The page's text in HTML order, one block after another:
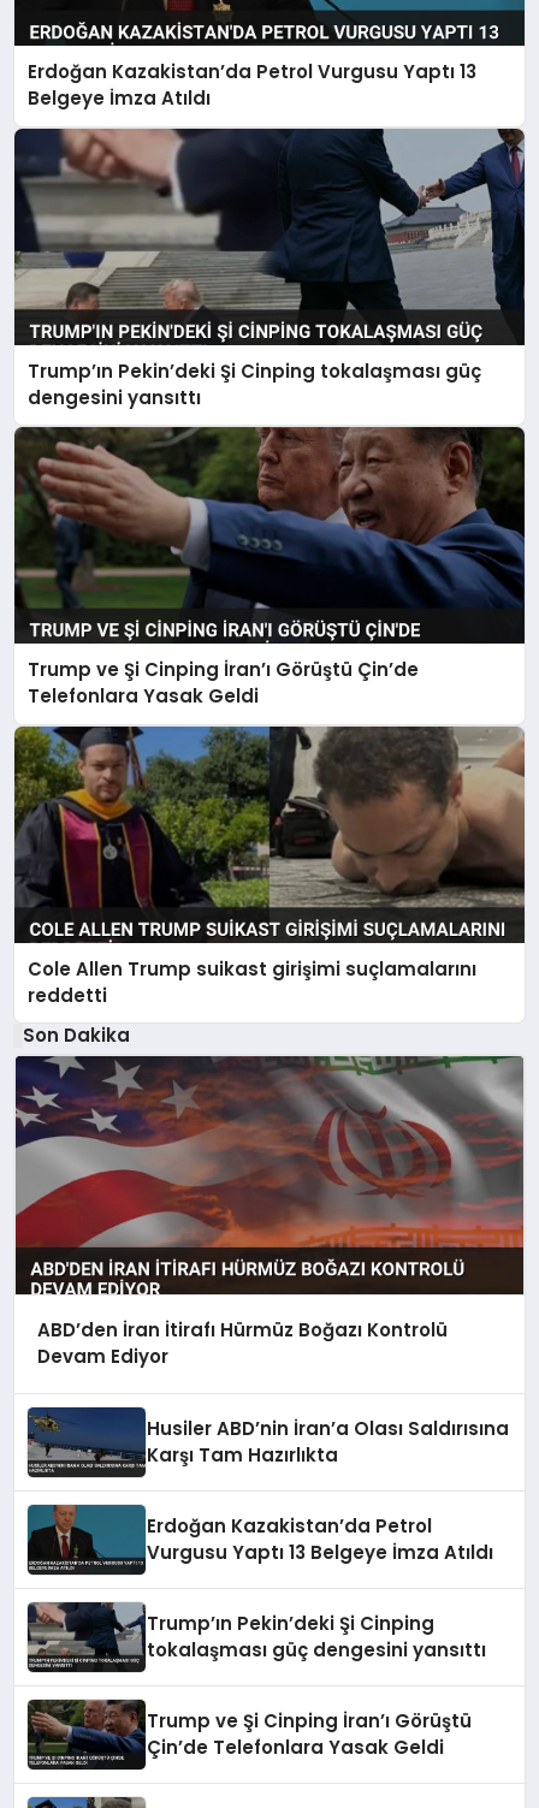
Erdoğan Kazakistan’da Petrol Vurgusu Yaptı 13
Belgeye İmza Atıldı
Trump’ın Pekin’deki Şi Cinping tokalaşması güç
dengesini yansıttı
Trump ve Şi Cinping İran’ı Görüştü Çin’de
Telefonlara Yasak Geldi
Cole Allen Trump suikast girişimi suçlamalarını
reddetti
Son Dakika
ABD’den İran İtirafı Hürmüz Boğazı Kontrolü
Devam Ediyor
Husiler ABD’nin İran’a Olası Saldırısına
Karşı Tam Hazırlıkta
Erdoğan Kazakistan’da Petrol
Vurgusu Yaptı 13 Belgeye İmza Atıldı
Trump’ın Pekin’deki Şi Cinping
tokalaşması güç dengesini yansıttı
Trump ve Şi Cinping İran’ı Görüştü
Çin’de Telefonlara Yasak Geldi